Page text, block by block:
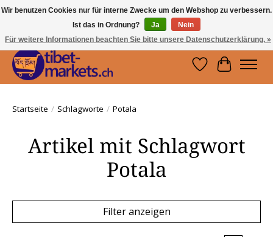
Handwerkskunst vom Dach der Welt.
Holen Sie sich ein Stück Tibet.
Wunschzettel
Ihr
Startseite / Schlagworte / Potala
Artikel mit Schlagwort
Potala
Filter anzeigen
Wir benutzen Cookies nur für interne Zwecke um den Webshop zu verbessern.
Ist das in Ordnung?
Ja
Nein
Für weitere Informationen beachten Sie bitte unsere Datenschutzerklärung. »